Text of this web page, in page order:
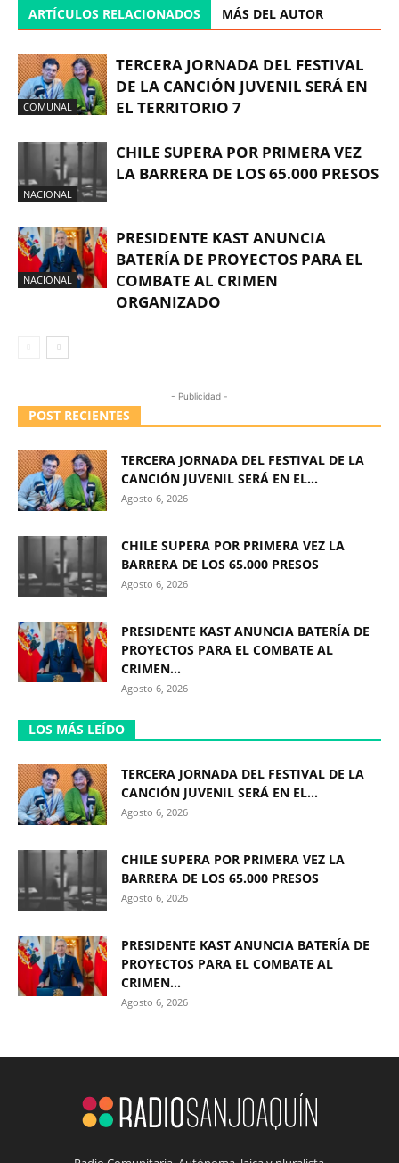
ARTÍCULOS RELACIONADOS MÁS DEL AUTOR
COMUNAL
TERCERA JORNADA DEL FESTIVAL
DE LA CANCIÓN JUVENIL SERÁ EN
EL TERRITORIO 7
NACIONAL
CHILE SUPERA POR PRIMERA VEZ
LA BARRERA DE LOS 65.000 PRESOS
NACIONAL
PRESIDENTE KAST ANUNCIA
BATERÍA DE PROYECTOS PARA EL
COMBATE AL CRIMEN
ORGANIZADO
- Publicidad -
POST RECIENTES
TERCERA JORNADA DEL FESTIVAL DE LA
CANCIÓN JUVENIL SERÁ EN EL...
Agosto 6, 2026
CHILE SUPERA POR PRIMERA VEZ LA
BARRERA DE LOS 65.000 PRESOS
Agosto 6, 2026
PRESIDENTE KAST ANUNCIA BATERÍA DE
PROYECTOS PARA EL COMBATE AL
CRIMEN...
Agosto 6, 2026
LOS MÁS LEÍDO
TERCERA JORNADA DEL FESTIVAL DE LA
CANCIÓN JUVENIL SERÁ EN EL...
Agosto 6, 2026
CHILE SUPERA POR PRIMERA VEZ LA
BARRERA DE LOS 65.000 PRESOS
Agosto 6, 2026
PRESIDENTE KAST ANUNCIA BATERÍA DE
PROYECTOS PARA EL COMBATE AL
CRIMEN...
Agosto 6, 2026